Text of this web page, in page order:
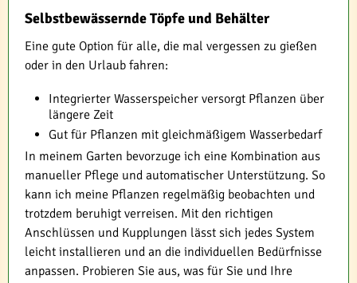
Selbstbewässernde Töpfe und Behälter
Eine gute Option für alle, die mal vergessen zu gießen
oder in den Urlaub fahren:
Integrierter Wasserspeicher versorgt Pflanzen über
längere Zeit
Gut für Pflanzen mit gleichmäßigem Wasserbedarf
In meinem Garten bevorzuge ich eine Kombination aus
manueller Pflege und automatischer Unterstützung. So
kann ich meine Pflanzen regelmäßig beobachten und
trotzdem beruhigt verreisen. Mit den richtigen
Anschlüssen und Kupplungen lässt sich jedes System
leicht installieren und an die individuellen Bedürfnisse
anpassen. Probieren Sie aus, was für Sie und Ihre